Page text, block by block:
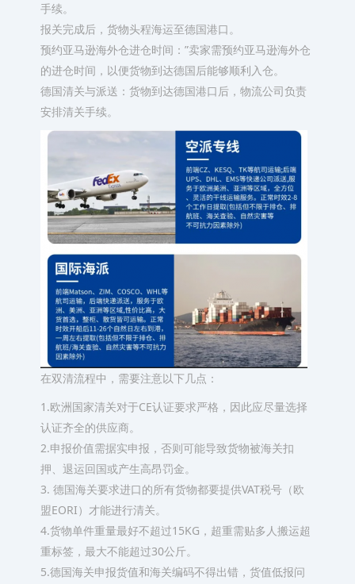
手续。
报关完成后，货物头程海运至德国港口。
预约亚马逊海外仓进仓时间：”卖家需预约亚马逊海外仓
的进仓时间，以便货物到达德国后能够顺利入仓。
德国清关与派送：货物到达德国港口后，物流公司负责
安排清关手续。
在双清流程中，需要注意以下几点：
1.欧洲国家清关对于CE认证要求严格，因此应尽量选择
认证齐全的供应商。
2.申报价值需据实申报，否则可能导致货物被海关扣
押、退运回国或产生高昂罚金。
3. 德国海关要求进口的所有货物都要提供VAT税号（欧
盟EORI）才能进行清关。
4.货物单件重量最好不超过15KG，超重需贴多人搬运超
重标签，最大不能超过30公斤。
5.德国海关申报货值和海关编码不得出错，货值低报问